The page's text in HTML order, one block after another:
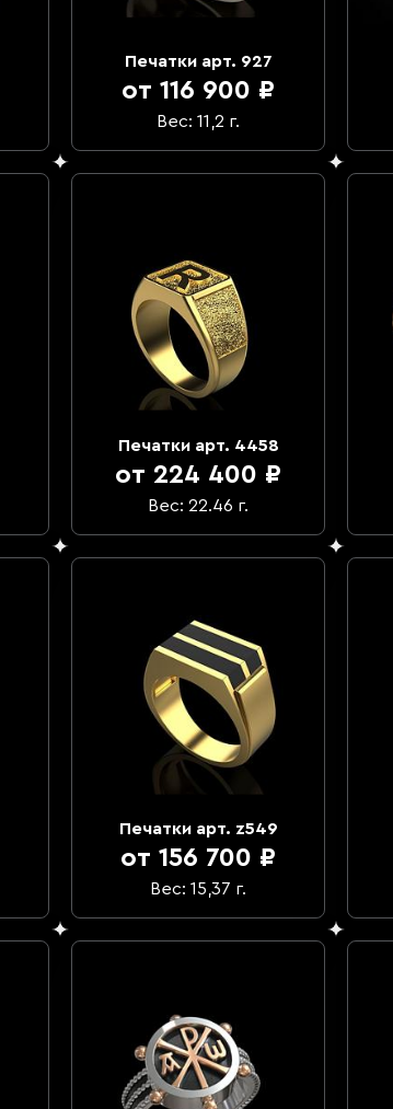
Печатки арт. 927
от 116 900 ₽
Вес: 11,2 г.
Печатки арт. 4458
от 224 400 ₽
Вес: 22.46 г.
Печатки арт. z549
от 156 700 ₽
Вес: 15,37 г.